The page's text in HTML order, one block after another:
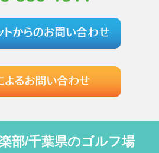
部/千葉県のゴルフ場